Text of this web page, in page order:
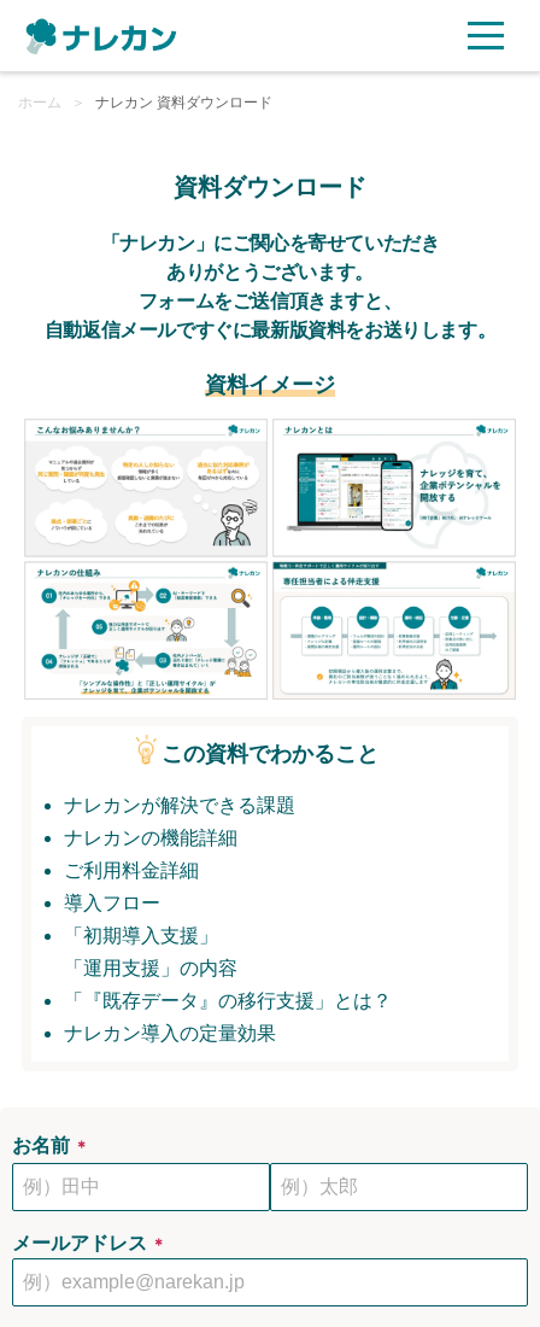
ご利用プラン
ご利用企業様の声
セキュリティ
よくある質問
資料ダウンロード
無料トライアル
ログイン
ホーム ＞ ナレカン 資料ダウンロード
資料ダウンロード
「ナレカン」にご関心を寄せていただき
ありがとうございます。
フォームをご送信頂きますと、
自動返信メールですぐに最新版資料をお送りします。
資料イメージ
この資料でわかること
ナレカンが解決できる課題
ナレカンの機能詳細
ご利用料金詳細
導入フロー
「初期導入支援」
「運用支援」の内容
「『既存データ』の移行支援」とは？
ナレカン導入の定量効果
お名前 ＊
メールアドレス ＊